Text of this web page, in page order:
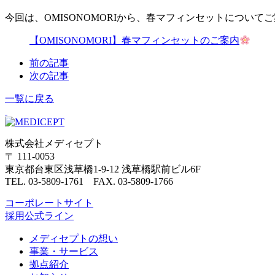
今回は、OMISONOMORIから、春マフィンセットについて
【OMISONOMORI】春マフィンセットのご案内
前の記事
次の記事
一覧に戻る
株式会社メディセプト
〒 111-0053
東京都台東区浅草橋1-9-12 浅草橋駅前ビル6F
TEL. 03-5809-1761 FAX. 03-5809-1766
コーポレートサイト
採用公式ライン
メディセプトの想い
事業・サービス
拠点紹介